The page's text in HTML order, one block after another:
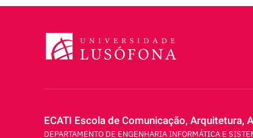
ECATI Escola de Comunicação,
DEPARTAMENTO DE ENGENHARIA INFORMÁTICA E